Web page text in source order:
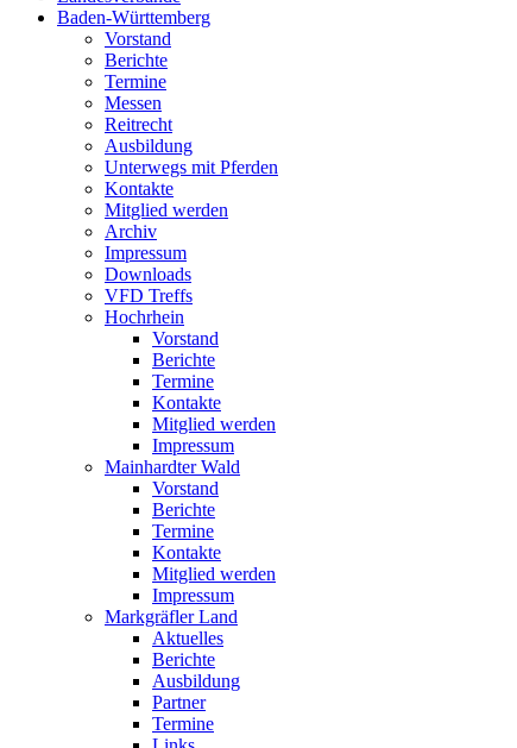
Baden-Württemberg
Vorstand
Berichte
Termine
Messen
Reitrecht
Ausbildung
Unterwegs mit Pferden
Kontakte
Mitglied werden
Archiv
Impressum
Downloads
VFD Treffs
Hochrhein
Vorstand
Berichte
Termine
Kontakte
Mitglied werden
Impressum
Mainhardter Wald
Vorstand
Berichte
Termine
Kontakte
Mitglied werden
Impressum
Markgräfler Land
Aktuelles
Berichte
Ausbildung
Partner
Termine